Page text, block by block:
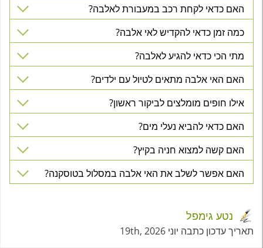
האם כדאי לקחת רכב במעבורת לאלבה?
כמה זמן כדאי להקדיש לאי אלבה?
מתי הכי כדאי להגיע לאלבה?
האם האי אלבה מתאים לטיול עם ילדים?
אילו חופים מומלצים לביקור ראשון?
האם כדאי להביא נעלי מים?
האם קשה למצוא חניה בקיץ?
האם אפשר לשלב את האי אלבה במסלול בטוסקנה?
נטע גימפל
תאריך עדכון כתבה יוני 19th, 2026